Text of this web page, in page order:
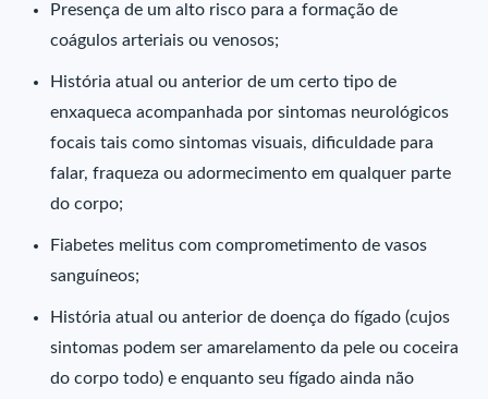
Presença de um alto risco para a formação de
coágulos arteriais ou venosos;
História atual ou anterior de um certo tipo de
enxaqueca acompanhada por sintomas neurológicos
focais tais como sintomas visuais, dificuldade para
falar, fraqueza ou adormecimento em qualquer parte
do corpo;
Fiabetes melitus com comprometimento de vasos
sanguíneos;
História atual ou anterior de doença do fígado (cujos
sintomas podem ser amarelamento da pele ou coceira
do corpo todo) e enquanto seu fígado ainda não